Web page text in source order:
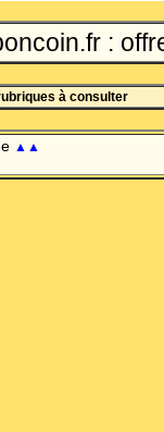
:
à consulter
▲▲